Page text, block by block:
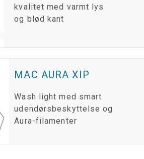
kvalitet med varmt lys
og blød kant
MAC AURA XIP
Wash light med smart
udendørsbeskyttelse og
Aura-filamenter